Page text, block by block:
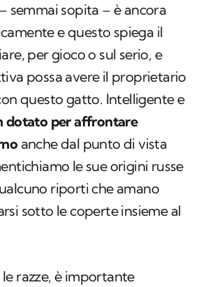
semmai sopita – è ancora
e questo spiega il
per gioco o sul serio, e
possa avere il proprietario
questo gatto. Intelligente e
dotato per affrontare
anche dal punto di vista
le sue origini russe
riporti che amano
sotto le coperte insieme al
razze, è importante